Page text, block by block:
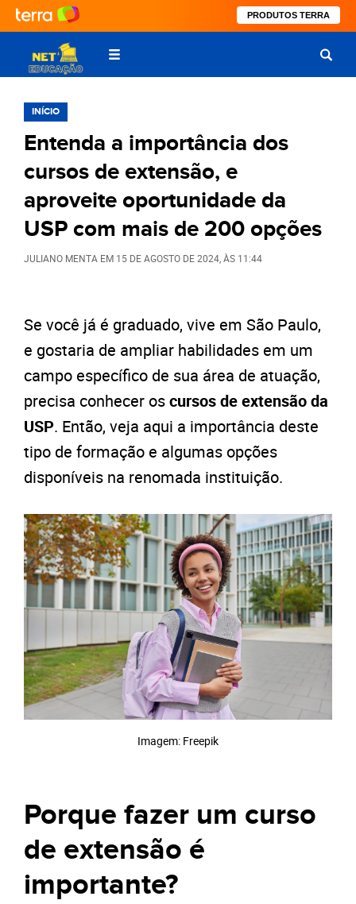
PRODUTOS TERRA
INÍCIO
Entenda a importância dos
cursos de extensão, e
aproveite oportunidade da
USP com mais de 200 opções
JULIANO MENTA EM 15 DE AGOSTO DE 2024 , ÀS 11:44
Se você já é graduado, vive em São Paulo,
e gostaria de ampliar habilidades em um
campo específico de sua área de atuação,
precisa conhecer oscursos de extensão da
USP. Então, veja aqui a importância deste
tipo de formação e algumas opções
disponíveis na renomada instituição.
Imagem: Freepik
Porque fazer um curso
de extensão é
importante?